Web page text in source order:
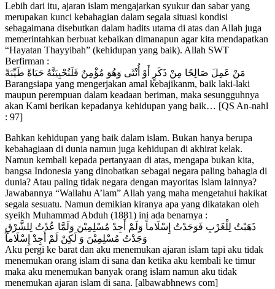
Lebih dari itu, ajaran islam mengajarkan syukur dan sabar yang
merupakan kunci kebahagian dalam segala situasi kondisi
sebagaimana disebutkan dalam hadits utama di atas dan Allah juga
memerintahkan berbuat kebaikan dimanapun agar kita mendapatkan
“Hayatan Thayyibah” (kehidupan yang baik). Allah SWT
Berfirman :
مَنْ عَمِلَ صَالِحًا مِنْ ذَكَرٍ أَوْ أُنْثَى وَهُوَ مُؤْمِنٌ فَلَنُحْيِيَنَّهُ حَيَاةً طَيِّبَةً
Barangsiapa yang mengerjakan amal kebajikanm, baik laki-laki
maupun perempuan dalam keadaan beriman, maka sesungguhnya
akan Kami berikan kepadanya kehidupan yang baik… [QS An-nahl
: 97]
Bahkan kehidupan yang baik dalam islam. Bukan hanya berupa
kebahagiaan di dunia namun juga kehidupan di akhirat kelak.
Namun kembali kepada pertanyaan di atas, mengapa bukan kita,
bangsa Indonesia yang dinobatkan sebagai negara paling bahagia di
dunia? Atau paling tidak negara dengan mayoritas Islam lainnya?
Jawabannya “Wallahu A’lam” Allah yang maha mengetahui hakikat
segala sesuatu. Namun demikian kiranya apa yang dikatakan oleh
syeikh Muhammad Abduh (1881) ini ada benarnya :
ذَهَبْتُ لِلْغَرْبِ فَوَجَدْتُ إِسْلَاماً وَلَمْ أَجِدْ مُسْلِمِيْنَ وَلَمَّا عُدْتُ لِلشَّرْقِ
وَجَدْتُ مُسْلِمِيْنَ وَ لَكِنْ لَمْ أَجِدْ إِسْلَاماً
Aku pergi ke barat dan aku menemukan ajaran islam tapi aku tidak
menemukan orang islam di sana dan ketika aku kembali ke timur
maka aku menemukan banyak orang islam namun aku tidak
menemukan ajaran islam di sana. [albawabhnews com]